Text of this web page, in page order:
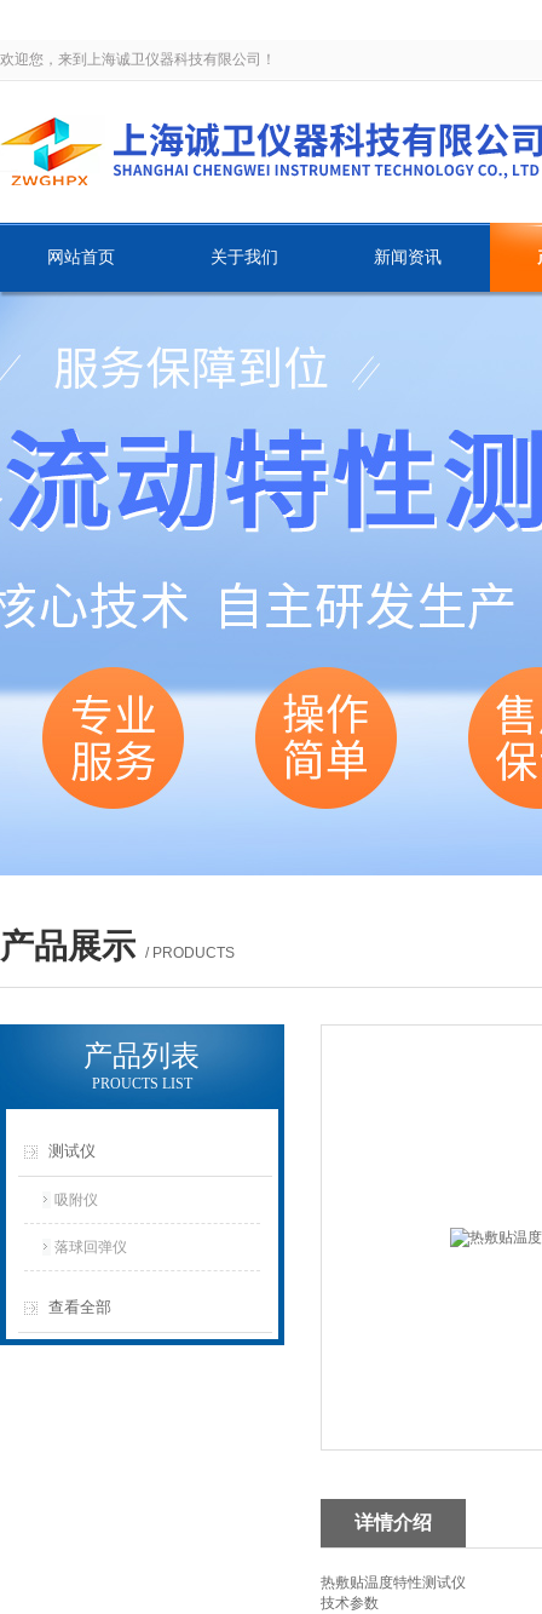
欢迎您，来到上海诚卫仪器科技有限公司！
网站首页 关于我们 新闻资讯
产品展示 / PRODUCTS
产品列表
PROUCTS LIST
测试仪
吸附仪
落球回弹仪
查看全部
详情介绍
热敷贴温度特性测试仪
技术参数